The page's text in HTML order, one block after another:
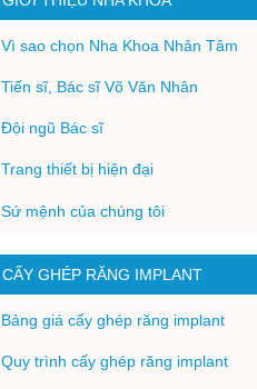
Vì sao chọn Nha Khoa Nhân Tâm
Tiến sĩ, Bác sĩ Võ Văn Nhân
Đội ngũ Bác sĩ
Trang thiết bị hiện đại
Sứ mệnh của chúng tôi
GHÉP RĂNG IMPLANT
Bảng giá cấy ghép răng implant
Quy trình cấy ghép răng implant